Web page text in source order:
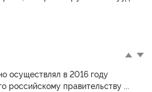
осуществлял в 2016 году
российскому правительству ...